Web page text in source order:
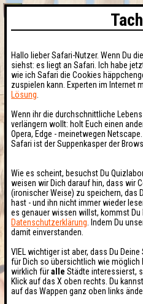
Hallo lieber Safari-Nutzer. Wenn Du
siehst: es liegt an Safari. Ich habe
wie ich Safari die Cookies
zuspielen kann. Experten im Internet
Lösung
Wenn ihr die durchschnittliche
verlängern wollt: holt Euch einen
Opera, Edge - meinetwegen
Safari ist der Suppenkasper der
Wie es scheint, besuchst Du
weisen wir Dich darauf hin, dass wir
(ironischer Weise) zu speichern, das
hast - und ihn nicht immer wieder
es genauer wissen willst, kommst Du
Datenschutzerklärung . Indem Du
damit einverstanden.
VIEL wichtiger ist aber, dass Du
für Dich so übersichtlich wie möglich
wirklich füralle Städte interessierst,
Klick auf das X oben rechts. Du
auf das Wappen ganz oben links